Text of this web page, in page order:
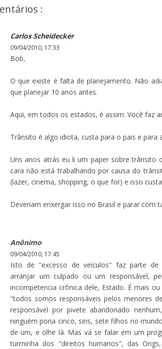
:
Carlos Scheidecker
09/04/2010, 17:33
Bob,
O que existe é falta de planejamento. Não
que planejar 10 anos antes.
Aqui, em todos os estados, é assim. Você faz
Trânsito é algo idiota, custa para o pais e para
Uns anos atrás eu li um paper sobre trânsito
cara não está trabalhando por causa do
(lazer, cinema, shopping, o que for) e isso
Deveriam enxergar isso no Brasil e parar com
Anônimo
09/04/2010, 17:45
Isto de "excesso de veículos" faz parte
arranjar um culpado ou um responsável,
incompetencia crônica dele, Estado. É mais
"todos somos responsáveis pelos menores
responsável por pivete abandonado
ninguém poria cinco, seis, sete filhos no
de um, e olhe lá. Mas vá se falar em um
turminha dos "direitos humanos", das